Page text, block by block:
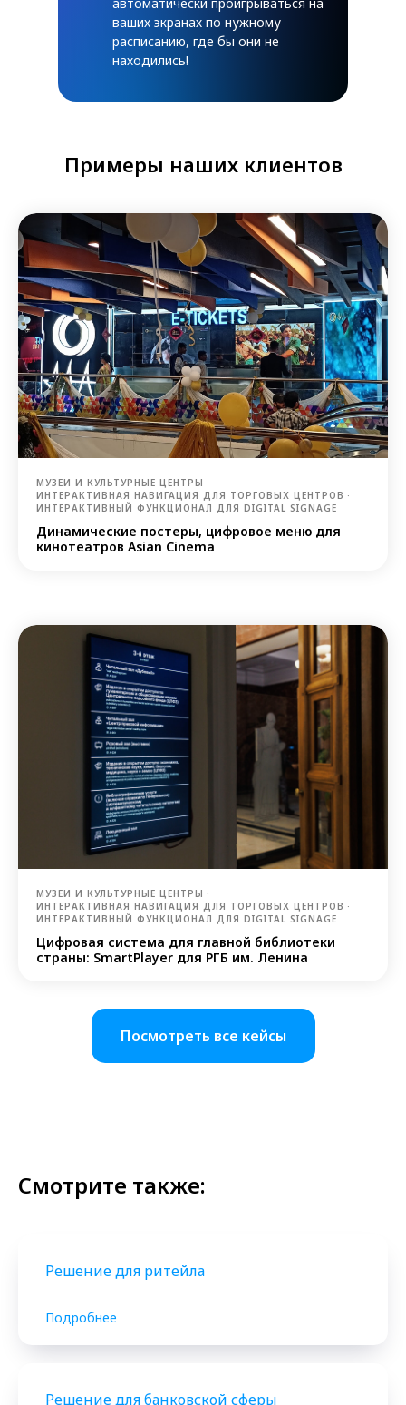
автоматически проигрываться на
ваших экранах по нужному
расписанию, где бы они не
находились!
Примеры наших клиентов
МУЗЕИ И КУЛЬТУРНЫЕ ЦЕНТРЫ
ИНТЕРАКТИВНАЯ НАВИГАЦИЯ ДЛЯ ТОРГОВЫХ ЦЕНТРОВ
ИНТЕРАКТИВНЫЙ ФУНКЦИОНАЛ ДЛЯ DIGITAL SIGNAGE
Динамические постеры, цифровое меню для
кинотеатров Asian Cinema
МУЗЕИ И КУЛЬТУРНЫЕ ЦЕНТРЫ
ИНТЕРАКТИВНАЯ НАВИГАЦИЯ ДЛЯ ТОРГОВЫХ ЦЕНТРОВ
ИНТЕРАКТИВНЫЙ ФУНКЦИОНАЛ ДЛЯ DIGITAL SIGNAGE
Цифровая система для главной библиотеки
страны: SmartPlayer для РГБ им. Ленина
Посмотреть все кейсы
Смотрите также:
Решение для ритейла
Подробнее
Решение для банковской сферы